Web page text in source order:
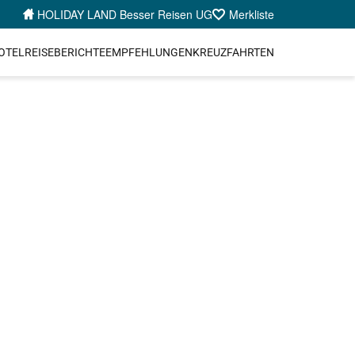
HOLIDAY LAND Besser Reisen UG Merkliste
REISEBERICHTEEMPFEHLUNGENKREUZFAHRTEN